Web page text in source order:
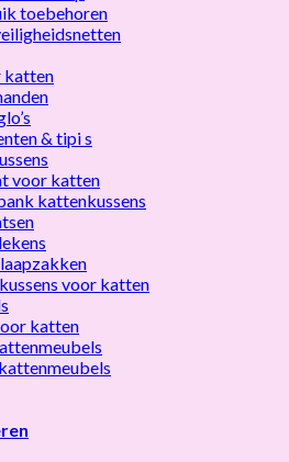
toebehoren
katten
& tipi s
voor katten
kattenkussens
voor katten
katten